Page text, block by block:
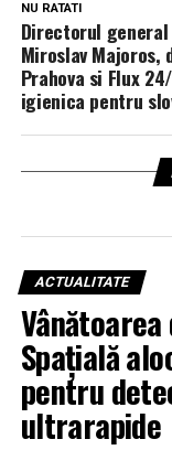
NU RATATI
Directorul general
Miroslav Majoros,
Prahova si Flux
igienica pentru
ACTUALITATE
Spațială
pentru
ultrarapide